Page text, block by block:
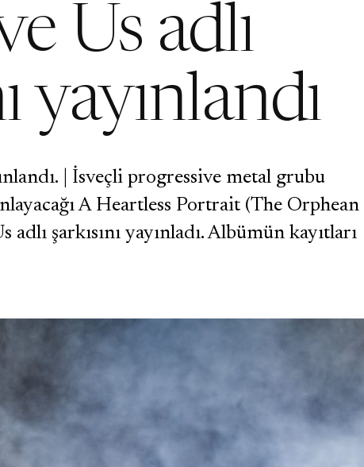
Us adlı
yayınlandı
| İsveçli progressive metal grubu
A Heartless Portrait (The Orphean
şarkısını yayınladı. Albümün kayıtları